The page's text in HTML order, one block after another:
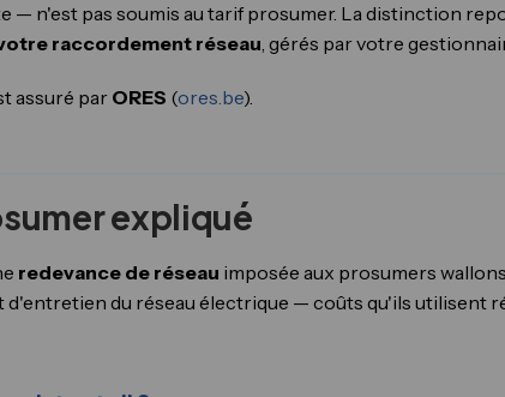
— n'est pas soumis au tarif prosumer. La distinction
raccordement réseau, gérés par votre
assuré par ORES (ores.be).
expliqué
redevance de réseau imposée aux prosumers
d'entretien du réseau électrique — coûts qu'ils utilisent